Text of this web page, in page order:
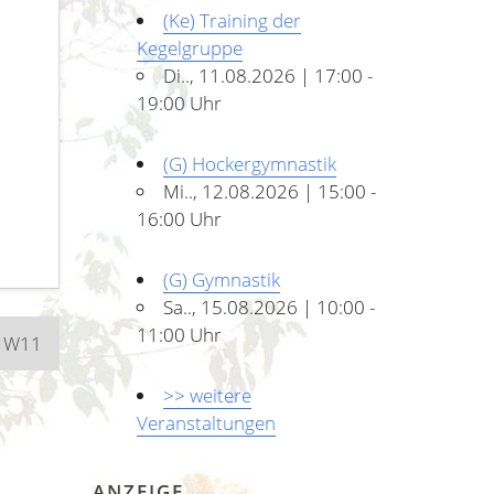
(Ke) Training der
Kegelgruppe
Di.., 11.08.2026 | 17:00 -
19:00 Uhr
(G) Hockergymnastik
Mi.., 12.08.2026 | 15:00 -
16:00 Uhr
(G) Gymnastik
Sa.., 15.08.2026 | 10:00 -
11:00 Uhr
>> weitere
Veranstaltungen